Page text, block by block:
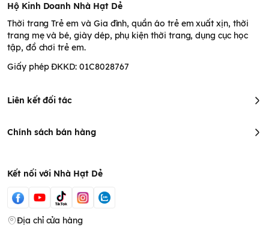
Hộ Kinh Doanh Nhà Hạt Dẻ
Thời trang Trẻ em và Gia đình, quần áo trẻ em xuất xịn, thời
trang mẹ và bé, giày dép, phụ kiện thời trang, dụng cục học
tập, đồ chơi trẻ em.
Giấy phép ĐKKD: 01C8028767
Liên kết đối tác
Chính sách bán hàng
Kết nối với Nhà Hạt Dẻ
Địa chỉ cửa hàng